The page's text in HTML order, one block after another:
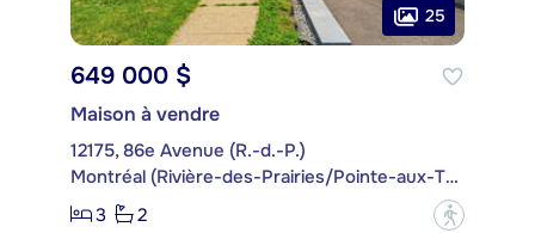
25
649 000 $
Maison à vendre
12175, 86e Avenue (R.-d.-P.)
Montréal (Rivière-des-Prairies/Pointe-aux-Trembles)
3
2 ?